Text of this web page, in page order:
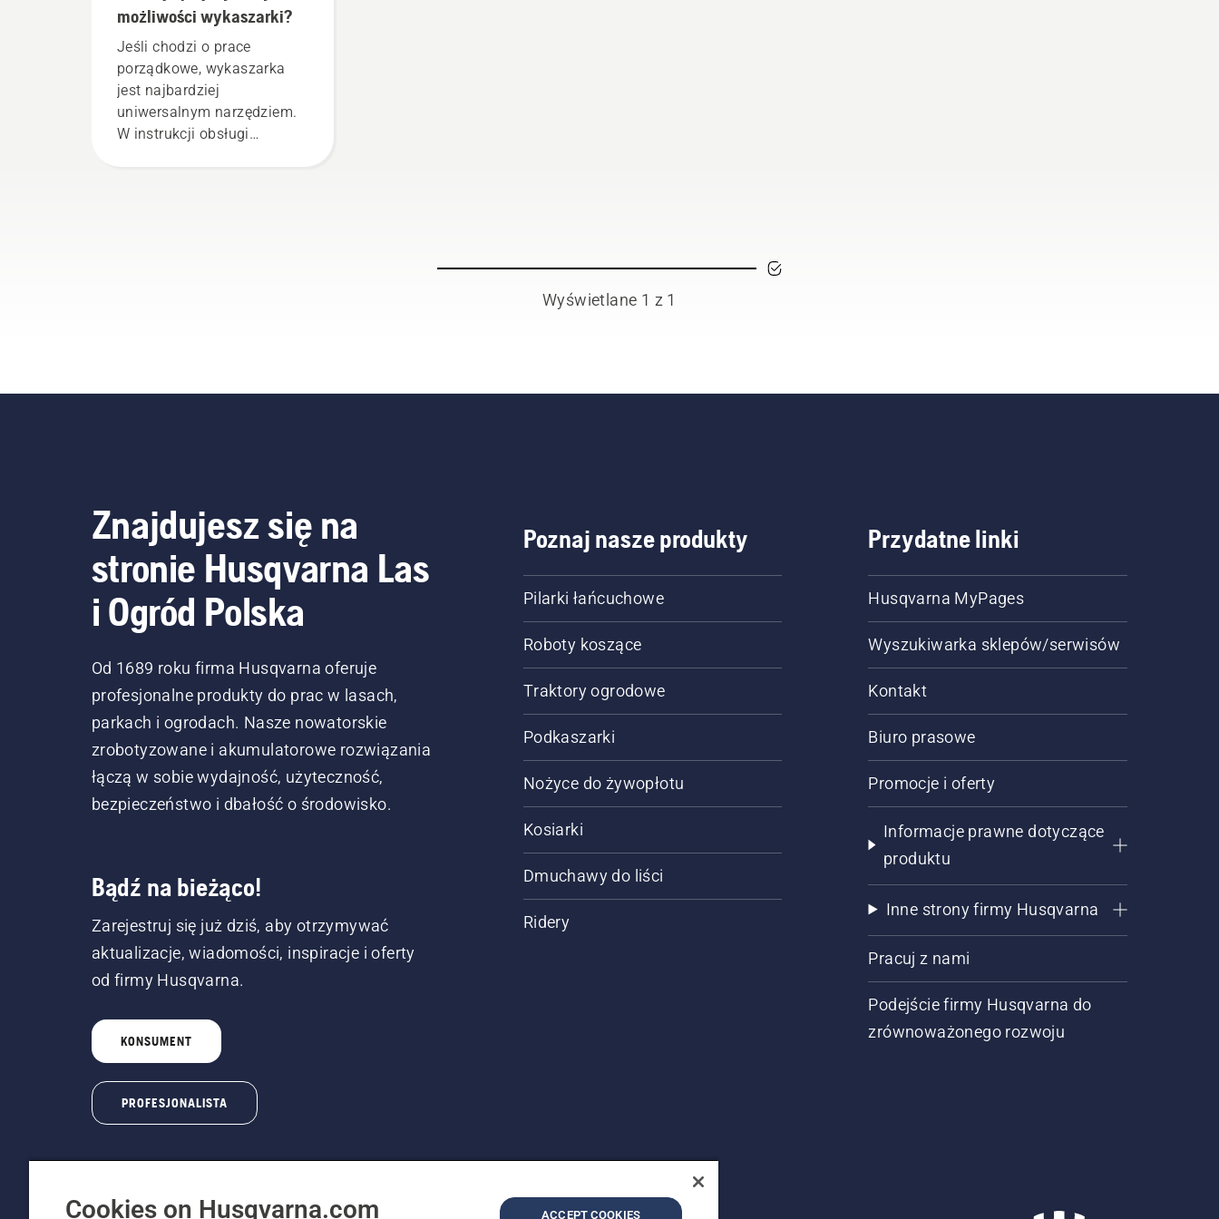
możliwości wykaszarki?
Jeśli chodzi o prace
porządkowe, wykaszarka
jest najbardziej
uniwersalnym narzędziem.
W instrukcji obsługi
Wyświetlane 1 z 1
Znajdujesz się na
stronie Husqvarna Las
i Ogród Polska
Od 1689 roku firma Husqvarna oferuje
profesjonalne produkty do prac w lasach,
parkach i ogrodach. Nasze nowatorskie
zrobotyzowane i akumulatorowe rozwiązania
łączą w sobie wydajność, użyteczność,
bezpieczeństwo i dbałość o środowisko.
Bądź na bieżąco!
Zarejestruj się już dziś, aby otrzymywać
aktualizacje, wiadomości, inspiracje i oferty
od firmy Husqvarna.
KONSUMENT
PROFESJONALISTA
Poznaj nasze produkty
Pilarki łańcuchowe
Roboty koszące
Traktory ogrodowe
Podkaszarki
Nożyce do żywopłotu
Kosiarki
Dmuchawy do liści
Ridery
Przydatne linki
Husqvarna MyPages
Wyszukiwarka sklepów/serwisów
Kontakt
Biuro prasowe
Promocje i oferty
Informacje prawne dotyczące
produktu
Inne strony firmy Husqvarna
Pracuj z nami
Podejście firmy Husqvarna do
zrównoważonego rozwoju
Cookies on Husqvarna.com ACCEPT COOKIES